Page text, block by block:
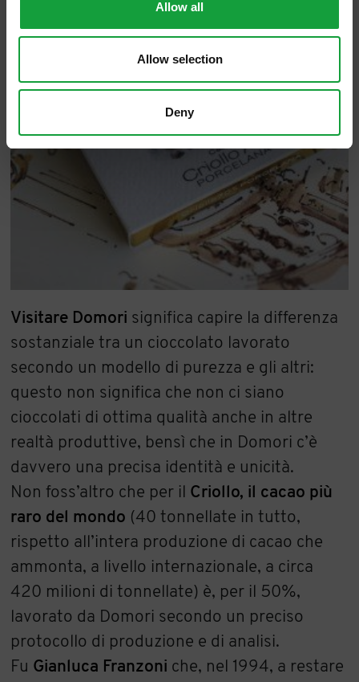
Allow all
Allow selection
Deny
Visitare Domori significa capire la differenza
sostanziale tra un cioccolato lavorato
secondo un modello di purezza e gli altri:
questo non significa che non ci siano
cioccolati di ottima qualità anche in altre
realtà produttive, bensì che in Domori c’è
davvero una precisa identità e unicità.
Non foss’altro che per il Criollo, il cacao più
raro del mondo (40 tonnellate in tutto,
rispetto all’intera produzione di cacao che
ammonta, a livello internazionale, a circa
420 milioni di tonnellate) è, per il 50%,
lavorato da Domori secondo un preciso
protocollo di produzione e di analisi.
Fu Gianluca Franzoni che, nel 1994, a restare